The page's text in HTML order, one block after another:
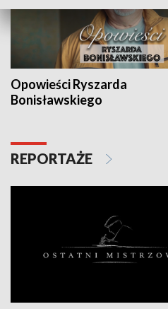
Opowieści Ryszarda
Bonisławskiego
REPORTAŻE